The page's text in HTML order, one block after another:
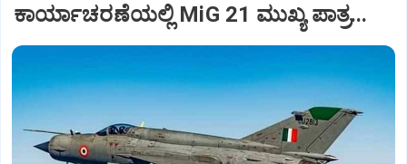
ಕಾರ್ಯಾಚರಣೆಯಲ್ಲಿ MiG 21 ಮುಖ್ಯ ಪಾತ್ರ...